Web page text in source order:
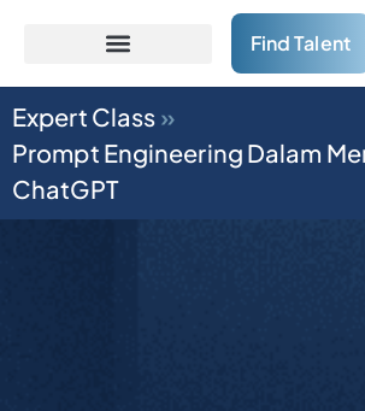
Find Talent
Expert Class »
Prompt Engineering Dalam
ChatGPT